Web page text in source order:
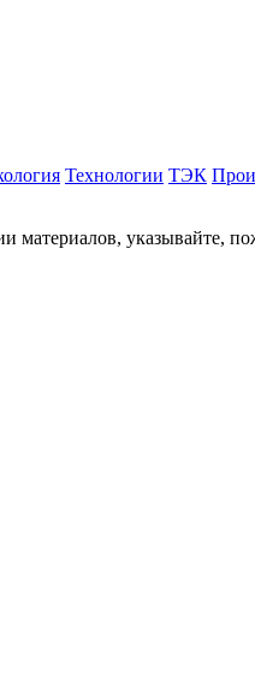
Технологии ТЭК
материалов, указывайте,